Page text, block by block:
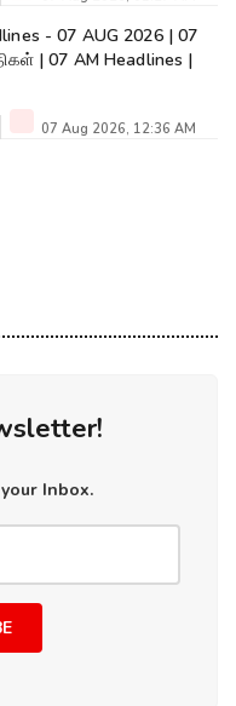
- 07 AUG 2026 | 07
| 07 AM Headlines |
07 Aug 2026, 12:36 AM
Inbox.